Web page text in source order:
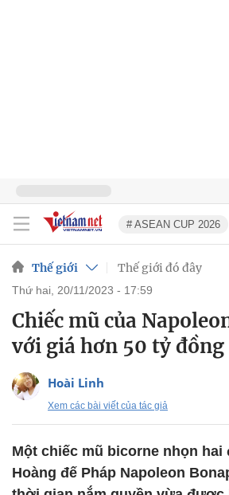
# ASEAN CUP 2026
Thế giới Thế giới đó đây
thứ hai, 20/11/2023 - 17:59
Chiếc mũ của
với giá hơn 50 tỷ đồng
Hoài Linh
Xem các bài viết của tác giả
Một chiếc mũ bicorne nhọn
Hoàng đế Pháp Napoleon